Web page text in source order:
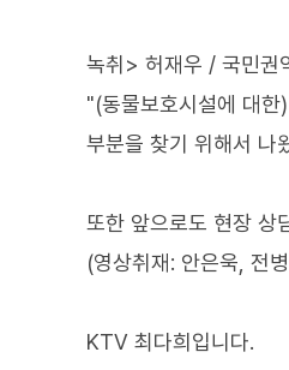
녹취> 허재우 / 국민권
"(동물보호시설에 대
부분을 찾기 위해서 나
또한 앞으로도 현장 상
(영상취재: 안은욱, 전
KTV 최다희입니다.